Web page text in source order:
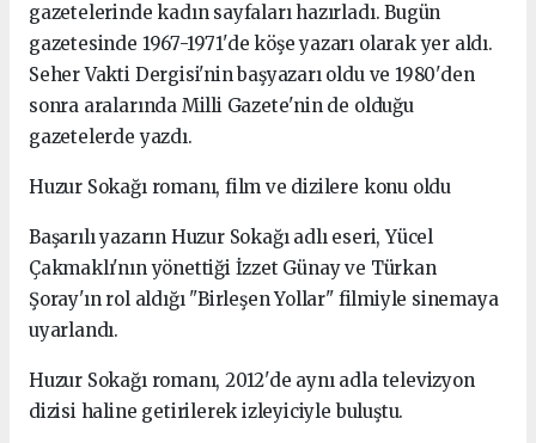
gazetelerinde kadın sayfaları hazırladı. Bugün
gazetesinde 1967-1971'de köşe yazarı olarak yer aldı.
Seher Vakti Dergisi'nin başyazarı oldu ve 1980'den
sonra aralarında Milli Gazete'nin de olduğu
gazetelerde yazdı.
Huzur Sokağı romanı, film ve dizilere konu oldu
Başarılı yazarın Huzur Sokağı adlı eseri, Yücel
Çakmaklı'nın yönettiği İzzet Günay ve Türkan
Şoray'ın rol aldığı "Birleşen Yollar" filmiyle sinemaya
uyarlandı.
Huzur Sokağı romanı, 2012'de aynı adla televizyon
dizisi haline getirilerek izleyiciyle buluştu.